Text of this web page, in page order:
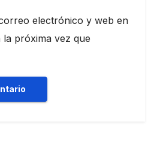
electrónico y web en
próxima vez que